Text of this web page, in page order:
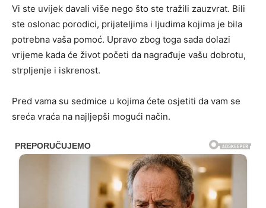
Vi ste uvijek davali više nego što ste tražili zauzvrat. Bili
ste oslonac porodici, prijateljima i ljudima kojima je bila
potrebna vaša pomoć. Upravo zbog toga sada dolazi
vrijeme kada će život početi da nagrađuje vašu dobrotu,
strpljenje i iskrenost.
Pred vama su sedmice u kojima ćete osjetiti da vam se
sreća vraća na najljepši mogući način.